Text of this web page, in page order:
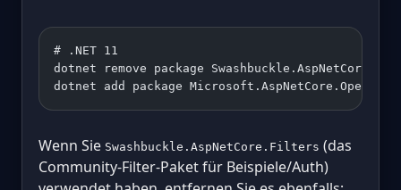
# .NET 11
dotnet remove package Swashbuckle.AspNetCore
dotnet add package Microsoft.AspNetCore.OpenApi
Wenn Sie Swashbuckle.AspNetCore.Filters (das
Community-Filter-Paket für Beispiele/Auth)